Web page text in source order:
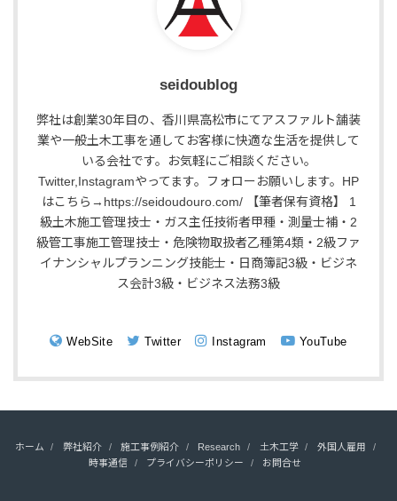
seidoublog
弊社は創業30年目の、香川県高松市にてアスファルト舗装
業や一般土木工事を通してお客様に快適な生活を提供して
いる会社です。お気軽にご相談ください。
Twitter,Instagramやってます。フォローお願いします。HP
はこちら→https://seidoudouro.com/ 【筆者保有資格】 1
級土木施工管理技士・ガス主任技術者甲種・測量士補・2
級管工事施工管理技士・危険物取扱者乙種第4類・2級ファ
イナンシャルプランニング技能士・日商簿記3級・ビジネ
ス会計3級・ビジネス法務3級
WebSite Twitter Instagram YouTube
ホーム 弊社紹介 施工事例紹介 Research 土木工学
外国人雇用
時事通信
プライバシーポリシー お問合せ